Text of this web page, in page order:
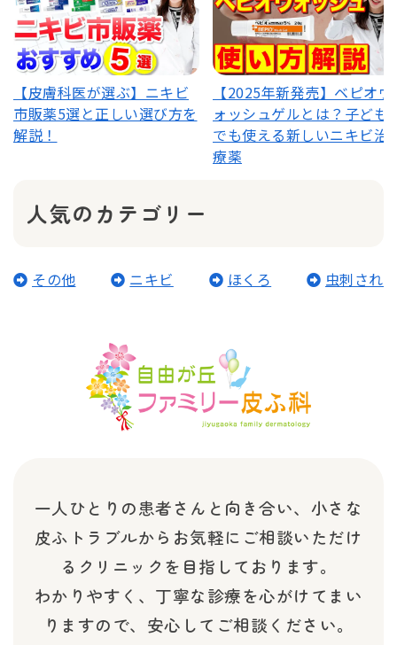
【皮膚科医が選ぶ】ニキビ
市販薬5選と正しい選び方を
解説！
【2025年新発売】ベピオウ
ォッシュゲルとは？子ども
でも使える新しいニキビ治
療薬
人気のカテゴリー
その他 ニキビ ほくろ 虫刺され
一人ひとりの患者さんと向き合い、小さな
皮ふトラブルから お気軽にご相談いただけ
るクリニックを目指しております。
わかりやすく、丁寧な診療を心がけてまい
りますので、安心してご相談ください。